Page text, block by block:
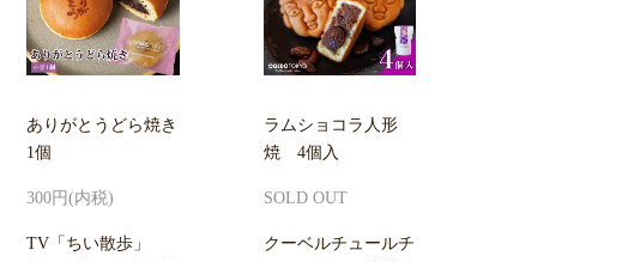
ありがとうどら焼き
1個
300円(内税)
TV「ちい散歩」
ラムショコラ人形
焼 4個入
SOLD OUT
クーベルチュールチ